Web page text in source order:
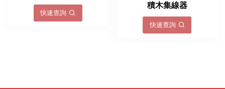
快速查詢
積木集線器
快速查詢